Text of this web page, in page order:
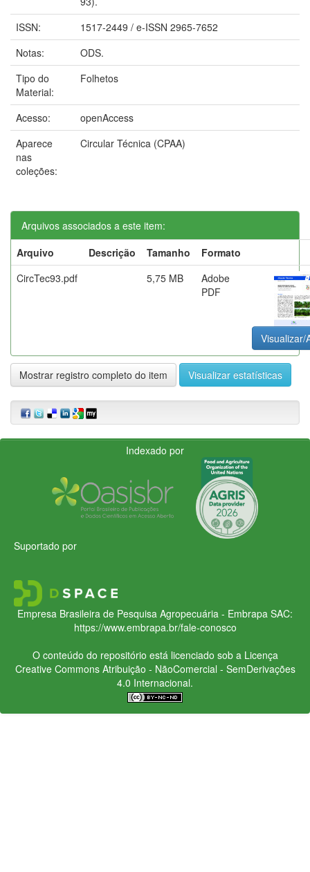
ISSN:
1517-2449 / e-ISSN 2965-7652
Notas:
ODS.
Tipo do
Material:
Folhetos
Acesso:
openAccess
Aparece
nas
coleções:
Circular Técnica (CPAA)
Arquivos associados a este item:
Arquivo
Descrição Tamanho
Formato
CircTec93.pdf
5,75 MB
Adobe
PDF
Visualizar/
Mostrar registro completo do item Visualizar estatísticas
Indexado por
Suportado por
Empresa Brasileira de Pesquisa Agropecuária - Embrapa SAC:
https://www.embrapa.br/fale-conosco
O conteúdo do repositório está licenciado sob a Licença
Creative CommonsAtribuição - NãoComercial - SemDerivações
4.0 Internacional.